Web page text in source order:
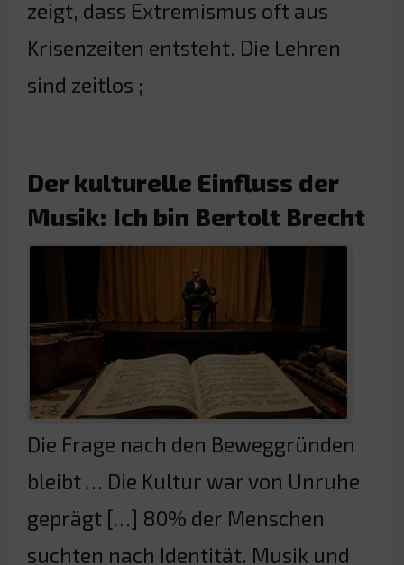
zeigt, dass Extremismus oft aus
Krisenzeiten entsteht. Die Lehren
sind zeitlos ;
Der kulturelle Einfluss der
Musik: Ich bin Bertolt Brecht
Die Frage nach den Beweggründen
bleibt … Die Kultur war von Unruhe
geprägt […] 80% der Menschen
suchten nach Identität. Musik und